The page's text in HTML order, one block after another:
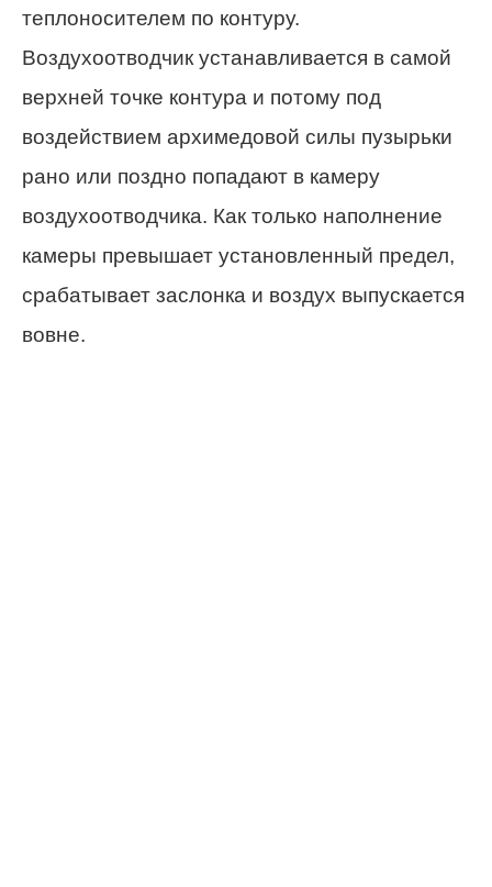
теплоносителем по контуру.
Воздухоотводчик устанавливается в самой
верхней точке контура и потому под
воздействием архимедовой силы пузырьки
рано или поздно попадают в камеру
воздухоотводчика. Как только наполнение
камеры превышает установленный предел,
срабатывает заслонка и воздух выпускается
вовне.